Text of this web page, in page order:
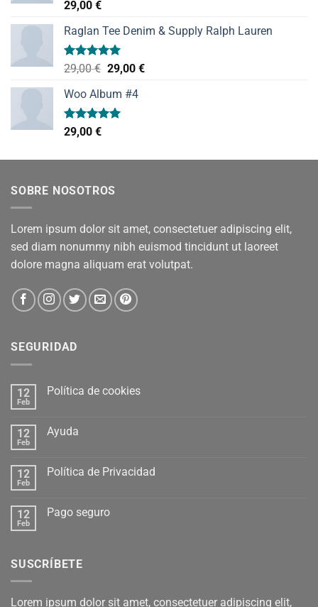
Valorado
con
de 5
29,00 €
Raglan Tee Denim & Supply Ralph Lauren
Valorado
de 5
29,00€ El
original
era:
29,00 €El
Woo Album #4
Valorado
con
29,00 €
SOBRE NOSOTROS
Lorem ipsum dolor sit amet, consectetuer adipiscing elit,
sed diam nonummy nibh euismod tincidunt ut laoreet
dolore magna aliquam erat volutpat.
SEGURIDAD
12
Feb
Política de cookies
12
Feb
Ayuda
12
Feb
Política de Privacidad
12
Feb
Pago seguro
SUSCRÍBETE
Lorem ipsum dolor sit amet, consectetuer adipiscing elit,